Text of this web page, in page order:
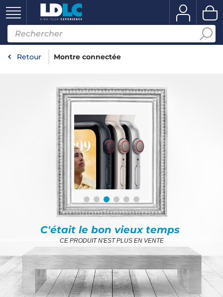
Retour Montre connectée
C'était le bon vieux temps
CE PRODUIT N'EST PLUS EN VENTE